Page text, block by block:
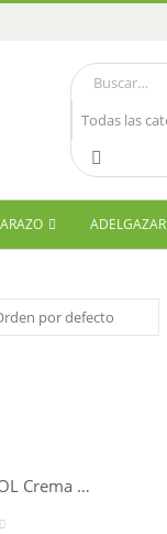
ADELGAZAR
ABRADERMOL Crema Microdermoabrasión 50 ml